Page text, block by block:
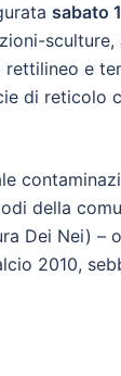
sabato
e
di reticolo
della
Dei Nei)
2010,